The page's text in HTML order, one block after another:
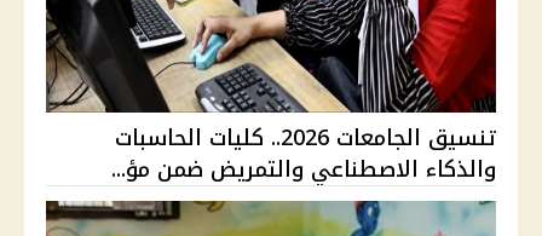
تنسيق الجامعات 2026.. كليات الحاسبات
والذكاء الاصطناعي والتمريض ضمن مؤ...